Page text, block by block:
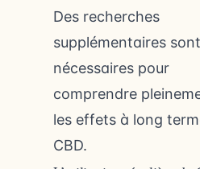
Des recherches
supplémentaires sont
nécessaires pour
comprendre
les effets à long
CBD.